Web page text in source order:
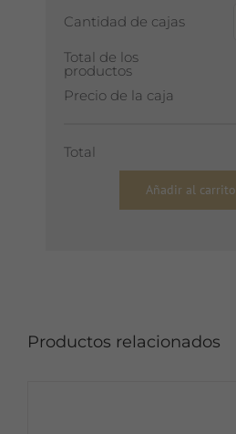
Cantidad de cajas
Total de los
productos
Precio de la caja
Total
Añadir al carrito
Productos relacionados